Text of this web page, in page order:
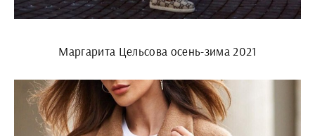
Маргарита Цельсова осень-зима 2021